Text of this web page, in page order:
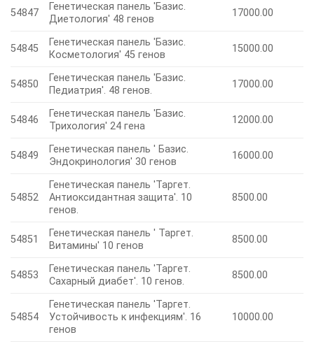
54847
Генетическая панель 'Базис.
Диетология' 48 генов
17000.00
54845
Генетическая панель 'Базис.
Косметология' 45 генов
15000.00
54850
Генетическая панель 'Базис.
Педиатрия'. 48 генов.
17000.00
54846
Генетическая панель 'Базис.
Трихология' 24 гена
12000.00
54849
Генетическая панель ' Базис.
Эндокринология' 30 генов
16000.00
54852
Генетическая панель 'Таргет.
Антиоксидантная защита'. 10
генов.
8500.00
54851
Генетическая панель ' Таргет.
Витамины' 10 генов
8500.00
54853
Генетическая панель 'Таргет.
Сахарный диабет'. 10 генов.
8500.00
54854
Генетическая панель 'Таргет.
Устойчивость к инфекциям'. 16
генов
10000.00